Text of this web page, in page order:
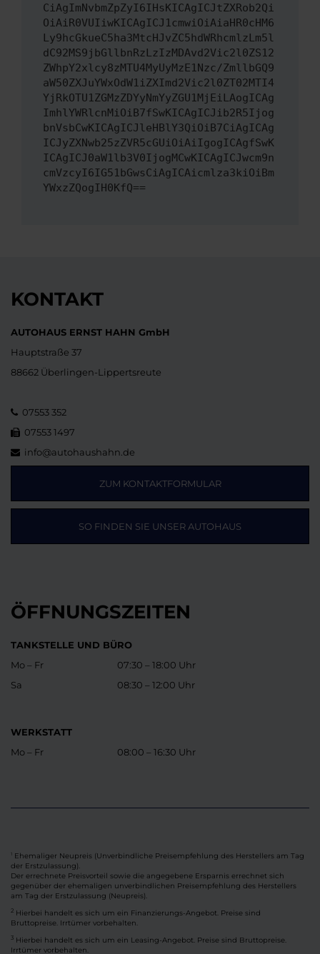
CiAgImNvbmZpZyI6IHsKICAgICJtZXRob2Qi
OiAiR0VUIiwKICAgICJ1cmwiOiAiaHR0cHM6
Ly9hcGkueC5ha3MtcHJvZC5hdWRhcmlzLm5l
dC92MS9jbGllbnRzLzIzMDAvd2Vic2l0ZS12
ZWhpY2xlcy8zMTU4MyUyMzE1Nzc/ZmllbGQ9
aW50ZXJuYWxOdW1iZXImd2Vic2l0ZT02MTI4
YjRkOTU1ZGMzZDYyNmYyZGU1MjEiLAogICAg
ImhlYWRlcnMiOiB7fSwKICAgICJib2R5Ijog
bnVsbCwKICAgICJleHBlY3QiOiB7CiAgICAg
ICJyZXNwb25zZVR5cGUiOiAiIgogICAgfSwK
ICAgICJ0aW1lb3V0IjogMCwKICAgICJwcm9n
cmVzcyI6IG51bGwsCiAgICAicmlza3kiOiBm
YWxzZQogIH0KfQ==
KONTAKT
AUTOHAUS ERNST HAHN GmbH
Hauptstraße 37
88662 Überlingen-Lippertsreute
07553 352
07553 1497
info@autohaushahn.de
ZUM KONTAKTFORMULAR
SO FINDEN SIE UNSER AUTOHAUS
ÖFFNUNGSZEITEN
TANKSTELLE UND BÜRO
Mo – Fr
Sa
07:30 – 18:00 Uhr
08:30 – 12:00 Uhr
WERKSTATT
Mo – Fr
08:00 – 16:30 Uhr
Ehemaliger Neupreis (Unverbindliche Preisempfehlung des Herstellers am Tag
der Erstzulassung).
Der errechnete Preisvorteil sowie die angegebene Ersparnis errechnet sich
gegenüber der ehemaligen unverbindlichen Preisempfehlung des Herstellers
am Tag der Erstzulassung (Neupreis).
2 Hierbei handelt es sich um ein Finanzierungs-Angebot. Preise sind
Bruttopreise. Irrtümer vorbehalten.
3 Hierbei handelt es sich um ein Leasing-Angebot. Preise sind Bruttopreise.
Irrtümer vorbehalten.